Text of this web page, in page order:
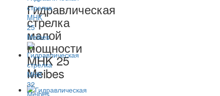
Гидравлическая
стрелка
малой
мощности
MHK 25
Meibes